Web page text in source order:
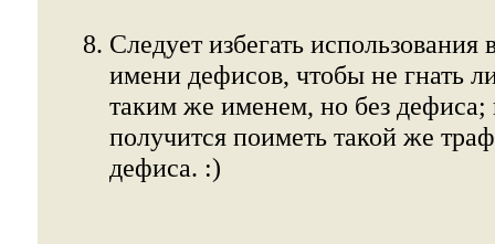
Следует избегать
имени дефисов, чтобы не гнать
таким же именем, но без дефиса;
получится поиметь такой же
дефиса. :)